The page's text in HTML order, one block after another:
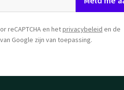
reCAPTCHA en hetprivacybeleid en de
van Google zijn van toepassing.